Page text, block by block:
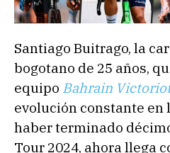
Santiago Buitrago, la
bogotano de 25 años,
equipo Bahrain
evolución constante en
haber terminado
Tour 2024, ahora llega